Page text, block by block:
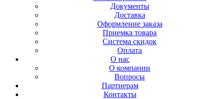
Документы
Доставка
Оформление заказа
Приемка товара
Система скидок
Оплата
О нас
О компании
Вопросы
Партнерам
Контакты